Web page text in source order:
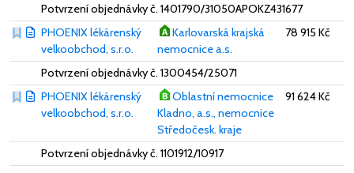
Potvrzení objednávky č. 1401790/31050APOKZ431677
PHOENIX lékárenský
velkoobchod, s.r.o.
Karlovarská krajská
nemocnice a.s.
78 915 Kč
Potvrzení objednávky č. 1300454/25071
PHOENIX lékárenský
velkoobchod, s.r.o.
Oblastní nemocnice
Kladno, a.s., nemocnice
Středočesk. kraje
91 624 Kč
Potvrzení objednávky č. 1101912/10917